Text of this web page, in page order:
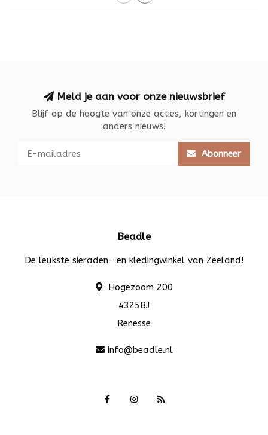
Meld je aan voor onze nieuwsbrief
Blijf op de hoogte van onze acties, kortingen en
anders nieuws!
Abonneer
Beadle
De leukste sieraden- en kledingwinkel van Zeeland!
Hogezoom 200
4325BJ
Renesse
info@beadle.nl